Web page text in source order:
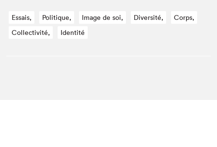
Essais, Politique, Image de soi, Diversité,
Corps,
Collectivité,
Identité